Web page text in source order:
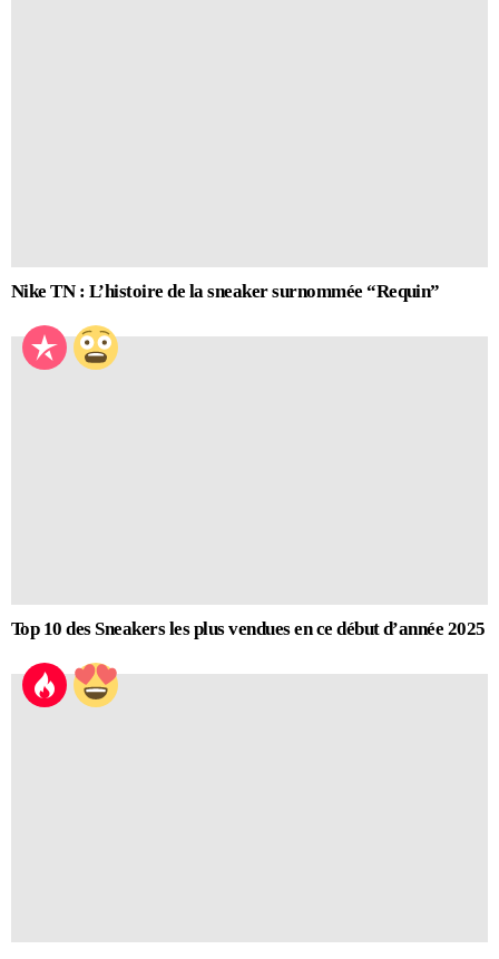
Nike TN : L’histoire de la sneaker surnommée “Requin”
Top 10 des Sneakers les plus vendues en ce début d’année 2025